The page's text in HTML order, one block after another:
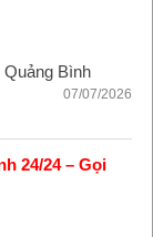
Bình
07/07/2026
24/24 – Gọi